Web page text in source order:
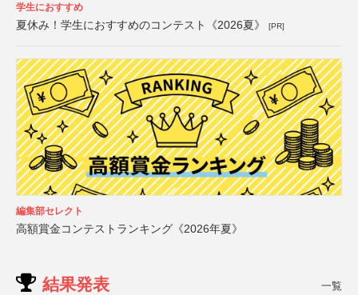
学生におすすめ
夏休み！学生におすすめのコンテスト《2026夏》 [PR]
編集部セレクト
高額賞金コンテストランキング《2026年夏》
結果発表 一覧